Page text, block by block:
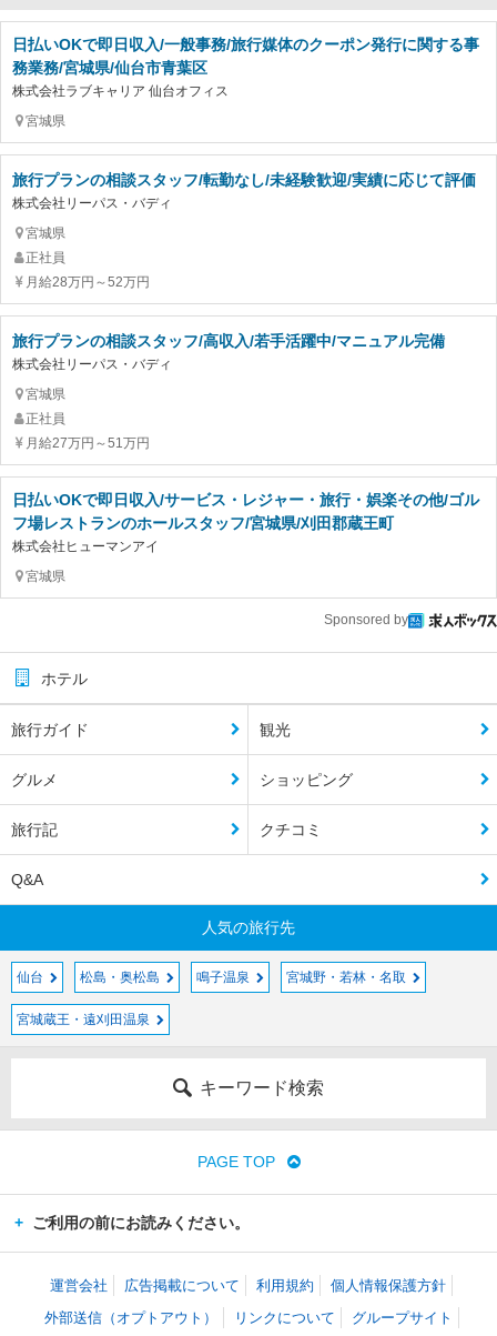
日払いOKで即日収入/一般事務/旅行媒体のクーポン発行に関する事
務業務/宮城県/仙台市青葉区
株式会社ラブキャリア 仙台オフィス
宮城県
旅行プランの相談スタッフ/転勤なし/未経験歓迎/実績に応じて評価
株式会社リーパス・バディ
宮城県
正社員
月給28万円～52万円
旅行プランの相談スタッフ/高収入/若手活躍中/マニュアル完備
株式会社リーパス・バディ
宮城県
正社員
月給27万円～51万円
日払いOKで即日収入/サービス・レジャー・旅行・娯楽その他/ゴル
フ場レストランのホールスタッフ/宮城県/刈田郡蔵王町
株式会社ヒューマンアイ
宮城県
Sponsored by
ホテル
旅行ガイド 観光
グルメ ショッピング
旅行記 クチコミ
Q&A
人気の旅行先
仙台 松島・奥松島 鳴子温泉 宮城野・若林・名取
宮城蔵王・遠刈田温泉
キーワード検索
PAGE TOP
ご利用の前にお読みください。
運営会社 広告掲載について 利用規約
個人情報保護方針
外部送信（オプトアウト）
リンクについて グループサイト